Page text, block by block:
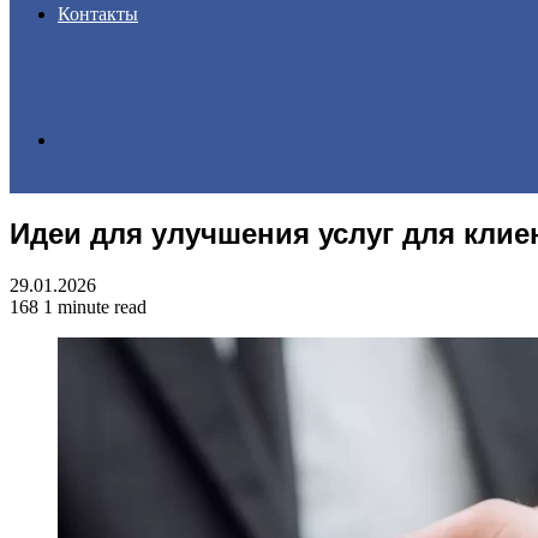
Контакты
for
Идеи для улучшения услуг для
29.01.2026
168 1 minute read